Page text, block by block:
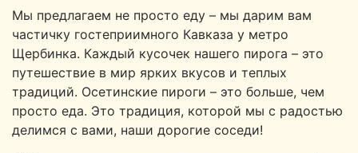
Мы предлагаем не просто еду – мы дарим вам
частичку гостеприимного Кавказа у метро
Щербинка. Каждый кусочек нашего пирога – это
путешествие в мир ярких вкусов и теплых
традиций. Осетинские пироги – это больше, чем
просто еда. Это традиция, которой мы с радостью
делимся с вами, наши дорогие соседи!